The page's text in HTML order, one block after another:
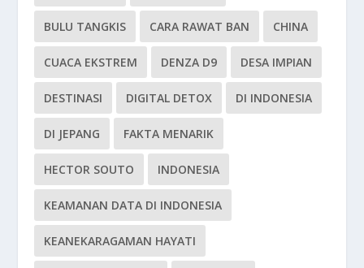
BULU TANGKIS CARA RAWAT BAN CHINA
CUACA EKSTREM DENZA D9 DESA IMPIAN
DESTINASI DIGITAL DETOX DI INDONESIA
DI JEPANG FAKTA MENARIK
HECTOR SOUTO INDONESIA
KEAMANAN DATA DI INDONESIA
KEANEKARAGAMAN HAYATI